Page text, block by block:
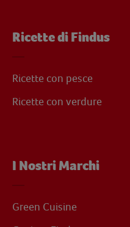
Ricette di Findus
Ricette con pesce
Ricette con verdure
I Nostri Marchi
Green Cuisine